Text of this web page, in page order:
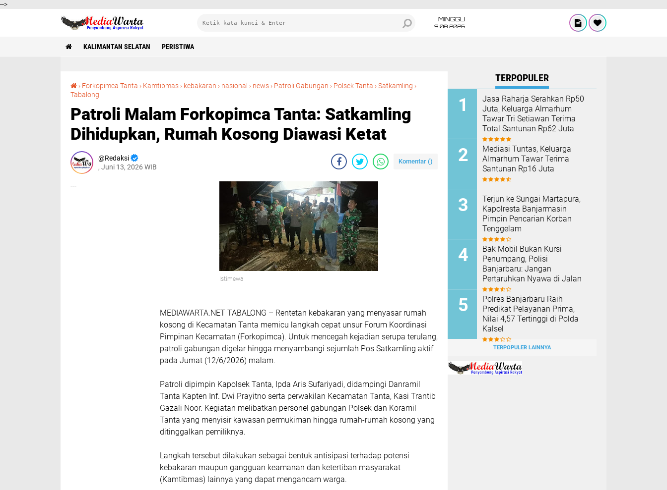
-->
MINGGU
9 08 2026
KALIMANTAN SELATAN PERISTIWA
› Forkopimca Tanta › Kamtibmas › kebakaran › nasional › news › Patroli Gabungan › Polsek Tanta ›Satkamling ›
Tabalong
Patroli Malam Forkopimca Tanta: Satkamling
Dihidupkan, Rumah Kosong Diawasi Ketat
Redaksi
, Juni 13, 2026 WIB
Komentar ()
---
Istimewa
MEDIAWARTA.NET TABALONG – Rentetan kebakaran yang menyasar rumah
kosong di Kecamatan Tanta memicu langkah cepat unsur Forum Koordinasi
Pimpinan Kecamatan (Forkopimca). Untuk mencegah kejadian serupa terulang,
patroli gabungan digelar hingga menyambangi sejumlah Pos Satkamling aktif
pada Jumat (12/6/2026) malam.
Patroli dipimpin Kapolsek Tanta, Ipda Aris Sufariyadi, didampingi Danramil
Tanta Kapten Inf. Dwi Prayitno serta perwakilan Kecamatan Tanta, Kasi Trantib
Gazali Noor. Kegiatan melibatkan personel gabungan Polsek dan Koramil
Tanta yang menyisir kawasan permukiman hingga rumah-rumah kosong yang
ditinggalkan pemiliknya.
Langkah tersebut dilakukan sebagai bentuk antisipasi terhadap potensi
kebakaran maupun gangguan keamanan dan ketertiban masyarakat
(Kamtibmas) lainnya yang dapat mengancam warga.
TERPOPULER
Jasa Raharja Serahkan Rp50
Juta, Keluarga Almarhum
Tawar Tri Setiawan Terima
Total Santunan Rp62 Juta
Mediasi Tuntas, Keluarga
Almarhum Tawar Terima
Santunan Rp16 Juta
Terjun ke Sungai Martapura,
Kapolresta Banjarmasin
Pimpin Pencarian Korban
Tenggelam
Bak Mobil Bukan Kursi
Penumpang, Polisi
Banjarbaru: Jangan
Pertaruhkan Nyawa di Jalan
Polres Banjarbaru Raih
Predikat Pelayanan Prima,
Nilai 4,57 Tertinggi di Polda
Kalsel
TERPOPULER LAINNYA